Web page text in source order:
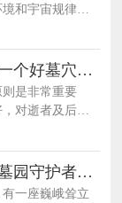
和宇宙规律的
。‌
个好墓穴，
是非常重要
对逝者及后代
墓地时应注意
园守护者：
奇
一座巍峨耸立